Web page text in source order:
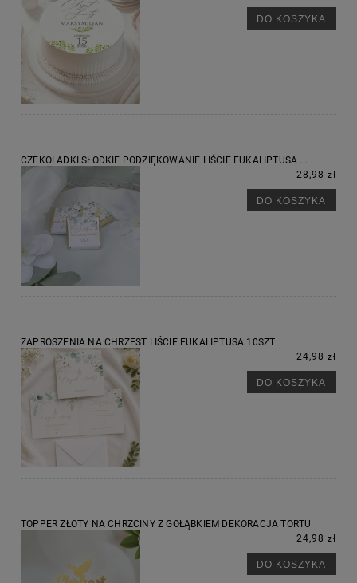
DO KOSZYKA
CZEKOLADKI SŁODKIE PODZIĘKOWANIE LIŚCIE EUKALIPTUSA ...
28,98 zł
DO KOSZYKA
ZAPROSZENIA NA CHRZEST LIŚCIE EUKALIPTUSA 10SZT
24,98 zł
DO KOSZYKA
TOPPER ZŁOTY NA CHRZCINY Z GOŁĄBKIEM DEKORACJA TORTU
24,98 zł
DO KOSZYKA